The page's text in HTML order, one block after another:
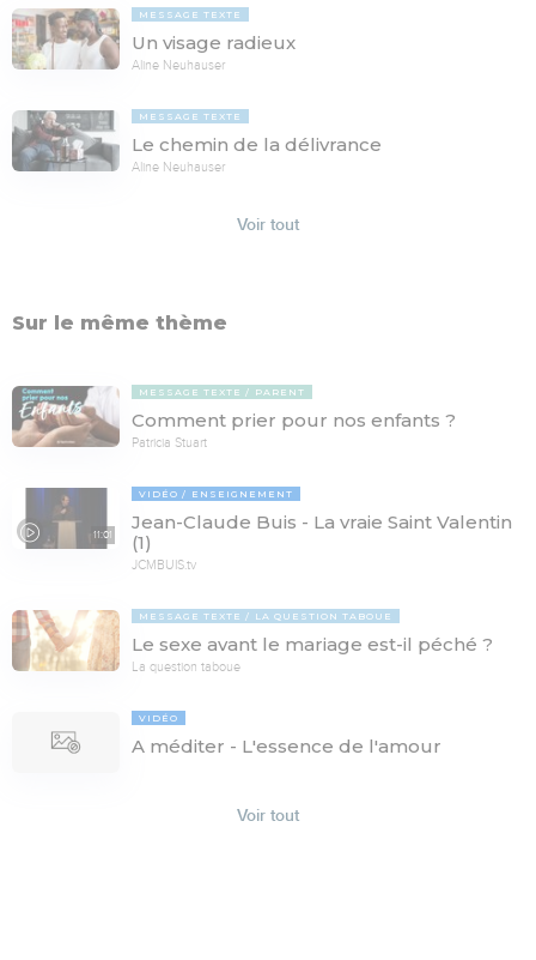
MESSAGE TEXTE
Un visage radieux
Aline Neuhauser
MESSAGE TEXTE
Le chemin de la délivrance
Aline Neuhauser
Voir tout
Sur le même thème
MESSAGE TEXTE PARENT
Comment prier pour nos enfants ?
Patricia Stuart
11:01
VIDÉO ENSEIGNEMENT
Jean-Claude Buis - La vraie Saint Valentin
(1)
JCMBUIS.tv
MESSAGE TEXTE LA QUESTION TABOUE
Le sexe avant le mariage est-il péché ?
La question taboue
VIDÉO
A méditer - L'essence de l'amour
Voir tout